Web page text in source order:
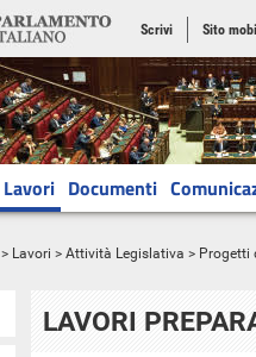
Scrivi Sito
Lavori Documenti
> Lavori > Attività Legislativa > Progetti
LAVORI